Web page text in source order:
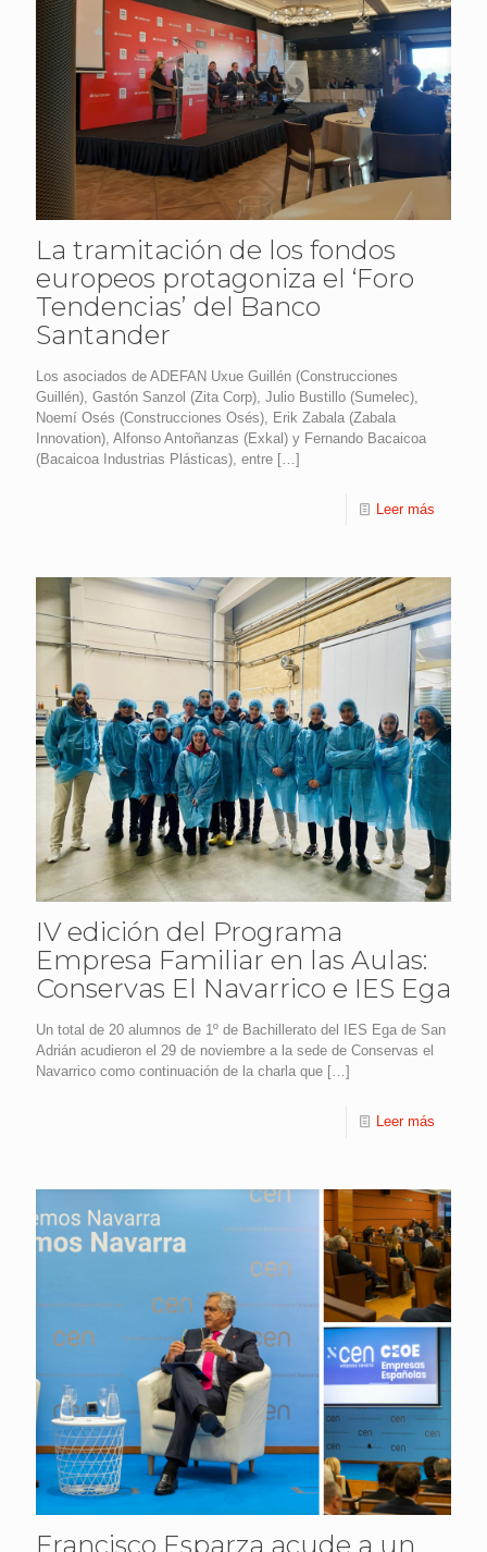
La tramitación de los fondos
europeos protagoniza el ‘Foro
Tendencias’ del Banco
Santander
Los asociados de ADEFAN Uxue Guillén (Construcciones
Guillén), Gastón Sanzol (Zita Corp), Julio Bustillo (Sumelec),
Noemí Osés (Construcciones Osés), Erik Zabala (Zabala
Innovation), Alfonso Antoñanzas (Exkal) y Fernando Bacaicoa
(Bacaicoa Industrias Plásticas), entre […]
Leer más
IV edición del Programa
Empresa Familiar en las Aulas:
Conservas El Navarrico e IES Ega
Un total de 20 alumnos de 1º de Bachillerato del IES Ega de San
Adrián acudieron el 29 de noviembre a la sede de Conservas el
Navarrico como continuación de la charla que […]
Leer más
Francisco Esparza acude a un